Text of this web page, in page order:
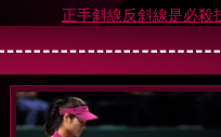
正手斜線反斜線是必殺